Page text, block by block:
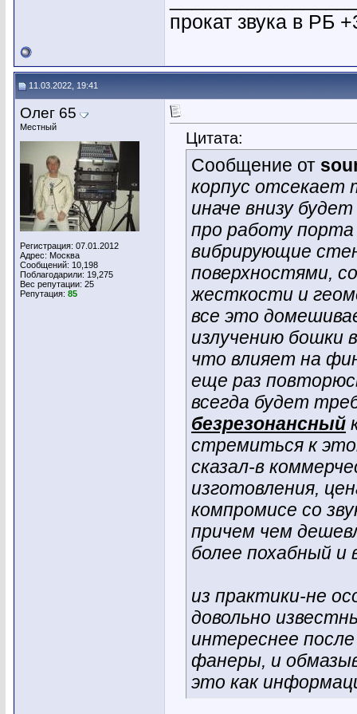
прокат звука в РБ
11.03.2022, 19:41
Олег 65
Местный
Регистрация: 07.01.2012
Адрес: Москва
Сообщений: 10,198
Поблагодарили: 19,275
Вес репутации: 25
Репутация: 85
Цитата:
Сообщение от
корпус отсекает
иначе внизу
про работу
вибрирующие
поверхностями,
жесткости и
все это
излучению бошки
что влияет на
еще раз
всегда будет
безрезонансный
стремиться к
сказал-в
изготовления,
компромисе со
причем чем
более похабный и
из практики-не
довольно
интереснее
фанеры, и
это как